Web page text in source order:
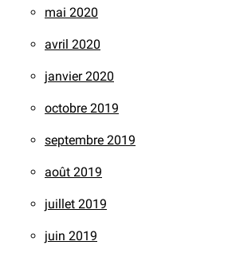
mai 2020
avril 2020
janvier 2020
octobre 2019
septembre 2019
août 2019
juillet 2019
juin 2019